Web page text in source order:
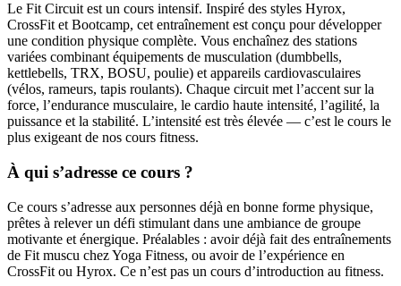
Le Fit Circuit est un cours intensif. Inspiré des styles Hyrox,
CrossFit et Bootcamp, cet entraînement est conçu pour développer
une condition physique complète. Vous enchaînez des stations
variées combinant équipements de musculation (dumbbells,
kettlebells, TRX, BOSU, poulie) et appareils cardiovasculaires
(vélos, rameurs, tapis roulants). Chaque circuit met l’accent sur la
force, l’endurance musculaire, le cardio haute intensité, l’agilité, la
puissance et la stabilité. L’intensité est très élevée — c’est le cours le
plus exigeant de nos cours fitness.
À qui s’adresse ce cours ?
Ce cours s’adresse aux personnes déjà en bonne forme physique,
prêtes à relever un défi stimulant dans une ambiance de groupe
motivante et énergique. Préalables : avoir déjà fait des entraînements
de Fit muscu chez Yoga Fitness, ou avoir de l’expérience en
CrossFit ou Hyrox. Ce n’est pas un cours d’introduction au fitness.